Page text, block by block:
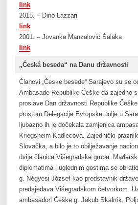
link
2015. – Dino Lazzari
link
2001. – Jovanka Manzalović Šalaka
link
„Česká beseda“ na Danu državnosti
Članovi „Česke besede“ Sarajevo su se
Ambasade Republike Češke da zajedno
proslave Dan državnosti Republike
prostoru Delegacije Evropske unije u
ljubazno ih je dočekala zamjenica
Kriegsheim Kadlecová. Zajednički
Slovačka, a bilo je to obilježavanje
dvije članice Višegradske grupe:
diplomatima i uglednim gostima se
g. Négyesi József kao predstavnik
predsjedava Višegradskom četvorkom.
ambasadori Češke g. Jakub Skalník,